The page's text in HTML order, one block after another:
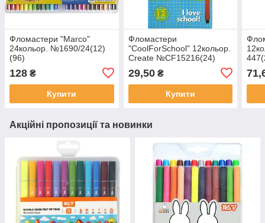
Фломастери "Marco"
24кольор. №1690/24(12)
(96)
128 ₴
Купити
Фломастери
"CoolForSchool" 12кольор.
Create №CF15216(24)
29,50₴
Купити
Акційні пропозиції та новинки